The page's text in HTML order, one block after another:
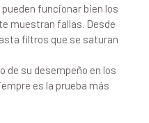
funcionar bien los
muestran fallas. Desde
filtros que se saturan
de su desempeño en los
es la prueba más